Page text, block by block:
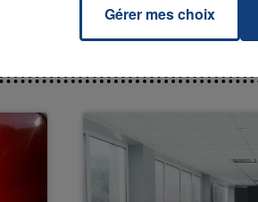
Gérer mes choix